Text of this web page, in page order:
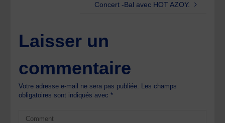
Concert -Bal avec HOT AZOY.
Laisser un
commentaire
Votre adresse e-mail ne sera pas publiée. Les champs
obligatoires sont indiqués avec*